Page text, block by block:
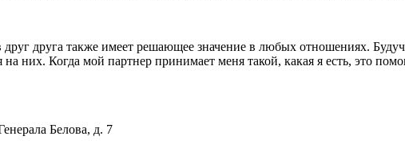
друг друга также имеет решающее значение в любых отношениях.
них. Когда мой партнер принимает меня такой, какая я есть, это
Белова, д. 7